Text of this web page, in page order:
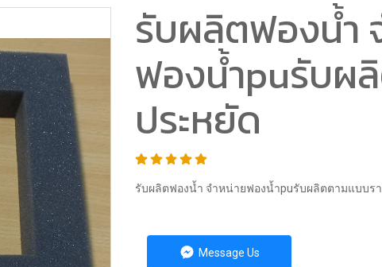
รับผลิตฟองน้ำ
ฟองน้ำpuรับผ
ประหยัด
รับผลิตฟองน้ำ จำหน่ายฟองน้ำpuรับผลิตตามแบบร
Message Us